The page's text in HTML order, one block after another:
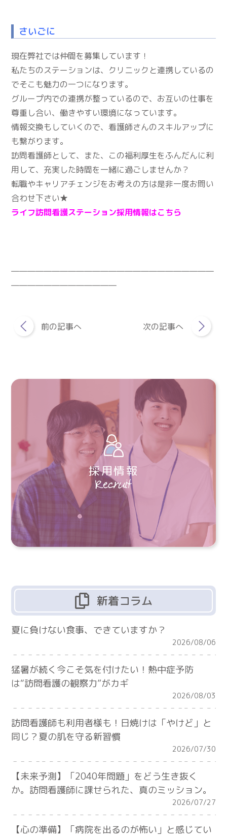
さいごに
現在弊社では仲間を募集しています！
私たちのステーションは、クリニックと連携しているの
でそこも魅力の一つになります。
グループ内での連携が整っているので、お互いの仕事を
尊重し合い、働きやすい環境になっています。
情報交換もしていくので、看護師さんのスキルアップに
も繋がります。
訪問看護師として、また、この福利厚生をふんだんに利
用して、充実した時間を一緒に過ごしませんか？
転職やキャリアチェンジをお考えの方は是非一度お問い
合わせ下さい★
ライフ訪問看護ステーション採用情報はこちら
―――――――――――――――――――――――――
―――――――――――――
前の記事へ 次の記事へ
採用情報
新着コラム
夏に負けない食事、できていますか？
2026/08/06
猛暑が続く今こそ気を付けたい！熱中症予防
は“訪問看護の観察力”がカギ
2026/08/03
訪問看護師も利用者様も！日焼けは「やけど」と
同じ？夏の肌を守る新習慣
2026/07/30
【未来予測】「2040年問題」をどう生き抜く
か。訪問看護師に課せられた、真のミッション。
2026/07/27
【心の準備】「病院を出るのが怖い」と感じてい